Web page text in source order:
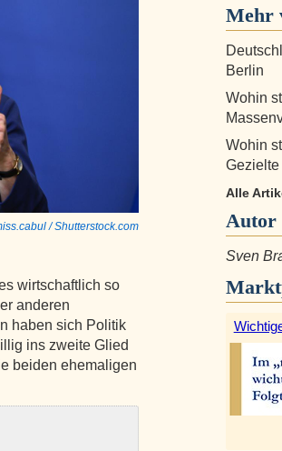
/ Shutterstock.com
wirtschaftlich so
anderen
haben sich Politik
ins zweite Glied
beiden ehemaligen
Mehr
Berlin
Wohin
Wohin
Alle
Autor
Sven